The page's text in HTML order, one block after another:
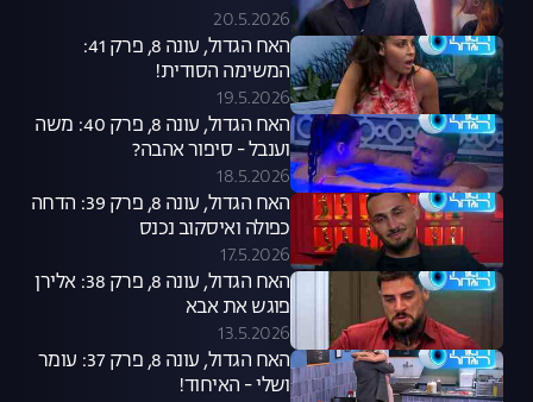
20.5.2026
האח הגדול, עונה 8, פרק 41:
המשימה הסודית!
19.5.2026
האח הגדול, עונה 8, פרק 40: משה
וענבל - סיפור אהבה?
18.5.2026
האח הגדול, עונה 8, פרק 39: הדחה
כפולה ואיסקוב נכנס
17.5.2026
האח הגדול, עונה 8, פרק 38: אלירן
פוגש את אבא
13.5.2026
האח הגדול, עונה 8, פרק 37: עומר
ושלי - האיחוד!